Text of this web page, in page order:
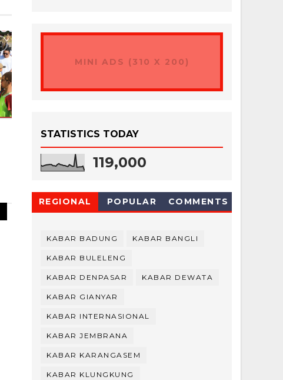
MINI ADS (310 X 200)
STATISTICS TODAY
119,000
REGIONAL POPULAR COMMENTS
KABAR BADUNG KABAR BANGLI
KABAR BULELENG
KABAR DENPASAR KABAR DEWATA
KABAR GIANYAR
KABAR INTERNASIONAL
KABAR JEMBRANA
KABAR KARANGASEM
KABAR KLUNGKUNG